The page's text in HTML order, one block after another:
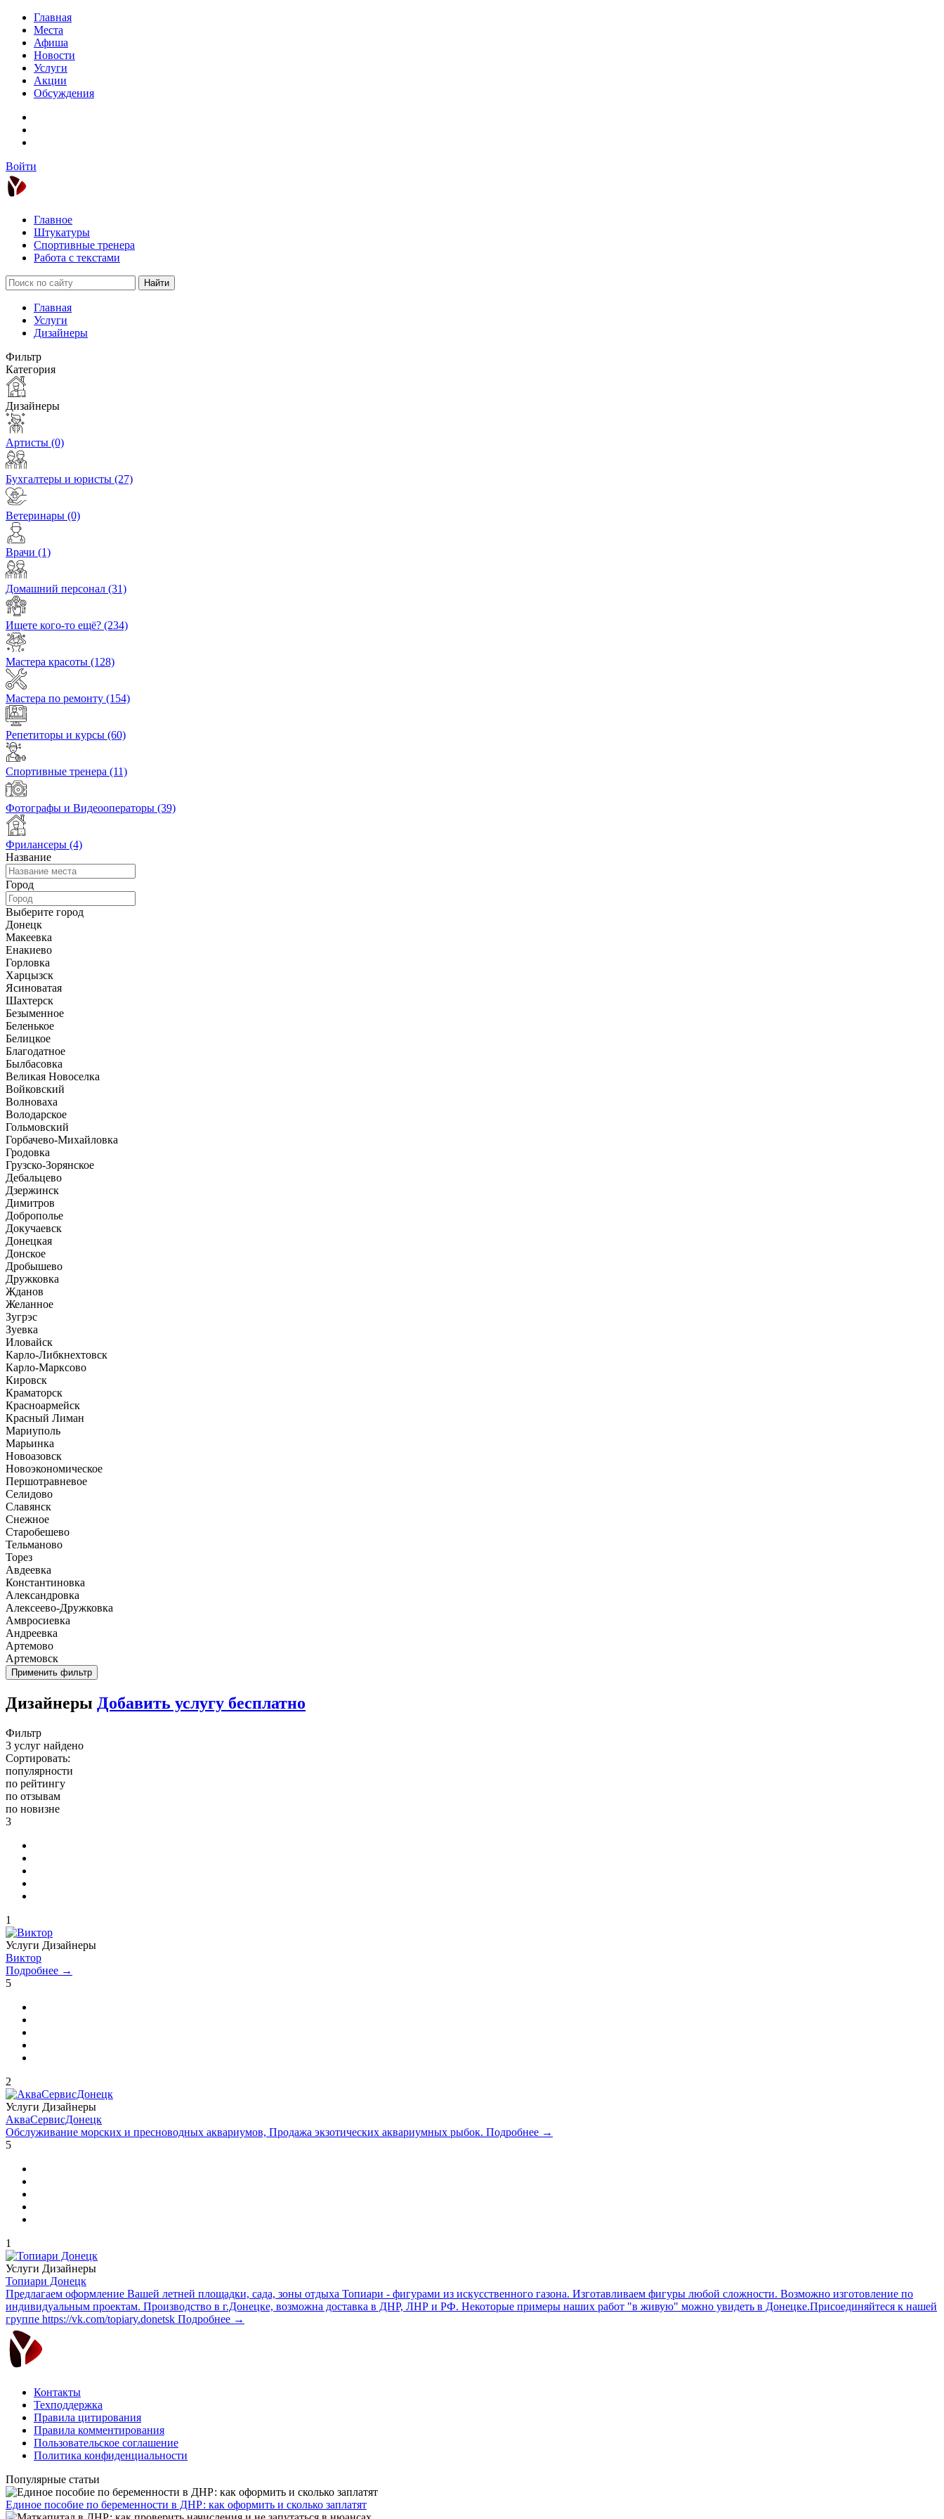
Главная
Места
Афиша
Новости
Услуги
Акции
Обсуждения
Войти
Главное
Штукатуры
Спортивные тренера
Работа с текстами
Найти
Главная
Услуги
Дизайнеры
Фильтр
Категория
Дизайнеры
Артисты (0)
Бухгалтеры и юристы (27)
Ветеринары (0)
Врачи (1)
Домашний персонал (31)
Ищете кого-то ещё? (234)
Мастера красоты (128)
Мастера по ремонту (154)
Репетиторы и курсы (60)
Спортивные тренера (11)
Фотографы и Видеооператоры (39)
Фрилансеры (4)
Название
Город
Выберите город
Донецк
Макеевка
Енакиево
Горловка
Харцызск
Ясиноватая
Шахтерск
Безыменное
Беленькое
Белицкое
Благодатное
Былбасовка
Великая Новоселка
Войковский
Волноваха
Володарское
Гольмовский
Горбачево-Михайловка
Гродовка
Грузско-Зорянское
Дебальцево
Дзержинск
Димитров
Доброполье
Докучаевск
Донецкая
Донское
Дробышево
Дружковка
Жданов
Желанное
Зугрэс
Зуевка
Иловайск
Карло-Либкнехтовск
Карло-Марксово
Кировск
Краматорск
Красноармейск
Красный Лиман
Мариуполь
Марьинка
Новоазовск
Новоэкономическое
Першотравневое
Селидово
Славянск
Снежное
Старобешево
Тельманово
Торез
Авдеевка
Константиновка
Александровка
Алексеево-Дружковка
Амвросиевка
Андреевка
Артемово
Артемовск
Применить фильтр
Дизайнеры Добавить услугу бесплатно
Фильтр
3 услуг найдено
Сортировать:
популярности
по рейтингу
по отзывам
по новизне
3
1
Услуги Дизайнеры
Виктор
Подробнее →
5
2
Услуги Дизайнеры
АкваСервисДонецк
Обслуживание морских и пресноводных аквариумов, Продажа экзотических аквариумных рыбок. Подробнее →
5
1
Услуги Дизайнеры
Топиари Донецк
Предлагаем оформление Вашей летней площадки, сада, зоны отдыха Топиари - фигурами из искусственного газона. Изготавливаем фигуры любой сложности. Возможно изготовление по
индивидуальным проектам. Производство в г.Донецке, возможна доставка в ДНР, ЛНР и РФ. Некоторые примеры наших работ "в живую" можно увидеть в Донецке.Присоединяйтеся к нашей
группе https://vk.com/topiary.donetsk Подробнее →
Контакты
Техподдержка
Правила цитирования
Правила комментирования
Пользовательское соглашение
Политика конфиденциальности
Популярные статьи
Единое пособие по беременности в ДНР: как оформить и сколько заплатят